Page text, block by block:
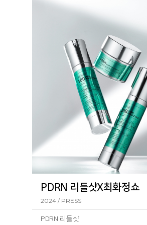
PDRN 리들샷X최화정쇼
2024 / PRESS
PDRN 리들샷